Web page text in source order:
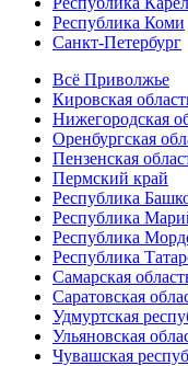
Республика Коми
Санкт-Петербург
Всё Приволжье
Кировская
Нижегородская
Оренбургская
Пензенская
Пермский край
Республика
Республика
Республика
Республика
Самарская
Саратовская
Удмуртская
Ульяновская
Чувашская